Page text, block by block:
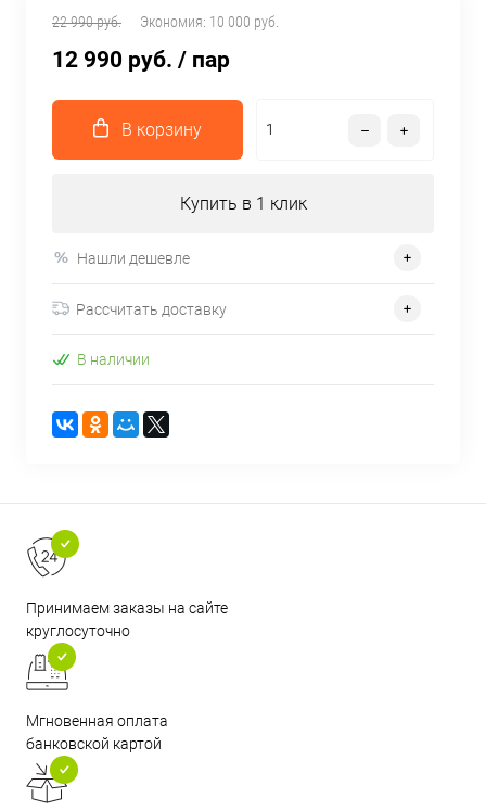
22 990 руб. Экономия: 10 000 руб.
12 990 руб. / пар
В корзину
Купить в 1 клик
Нашли дешевле
Рассчитать доставку
В наличии
Принимаем заказы на сайте
круглосуточно
Мгновенная оплата
банковской картой